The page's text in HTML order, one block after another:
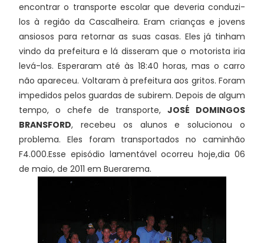
encontrar o transporte escolar que deveria conduzi-
los à região da Cascalheira. Eram crianças e jovens
ansiosos para retornar as suas casas. Eles já tinham
vindo da prefeitura e lá disseram que o motorista iria
levá-los. Esperaram até às 18:40 horas, mas o carro
não apareceu. Voltaram à prefeitura aos gritos. Foram
impedidos pelos guardas de subirem. Depois de algum
tempo, o chefe de transporte, JOSÉ DOMINGOS
BRANSFORD, recebeu os alunos e solucionou o
problema. Eles foram transportados no caminhão
F4.000.Esse episódio lamentável ocorreu hoje,dia 06
de maio, de 2011 em Buerarema.